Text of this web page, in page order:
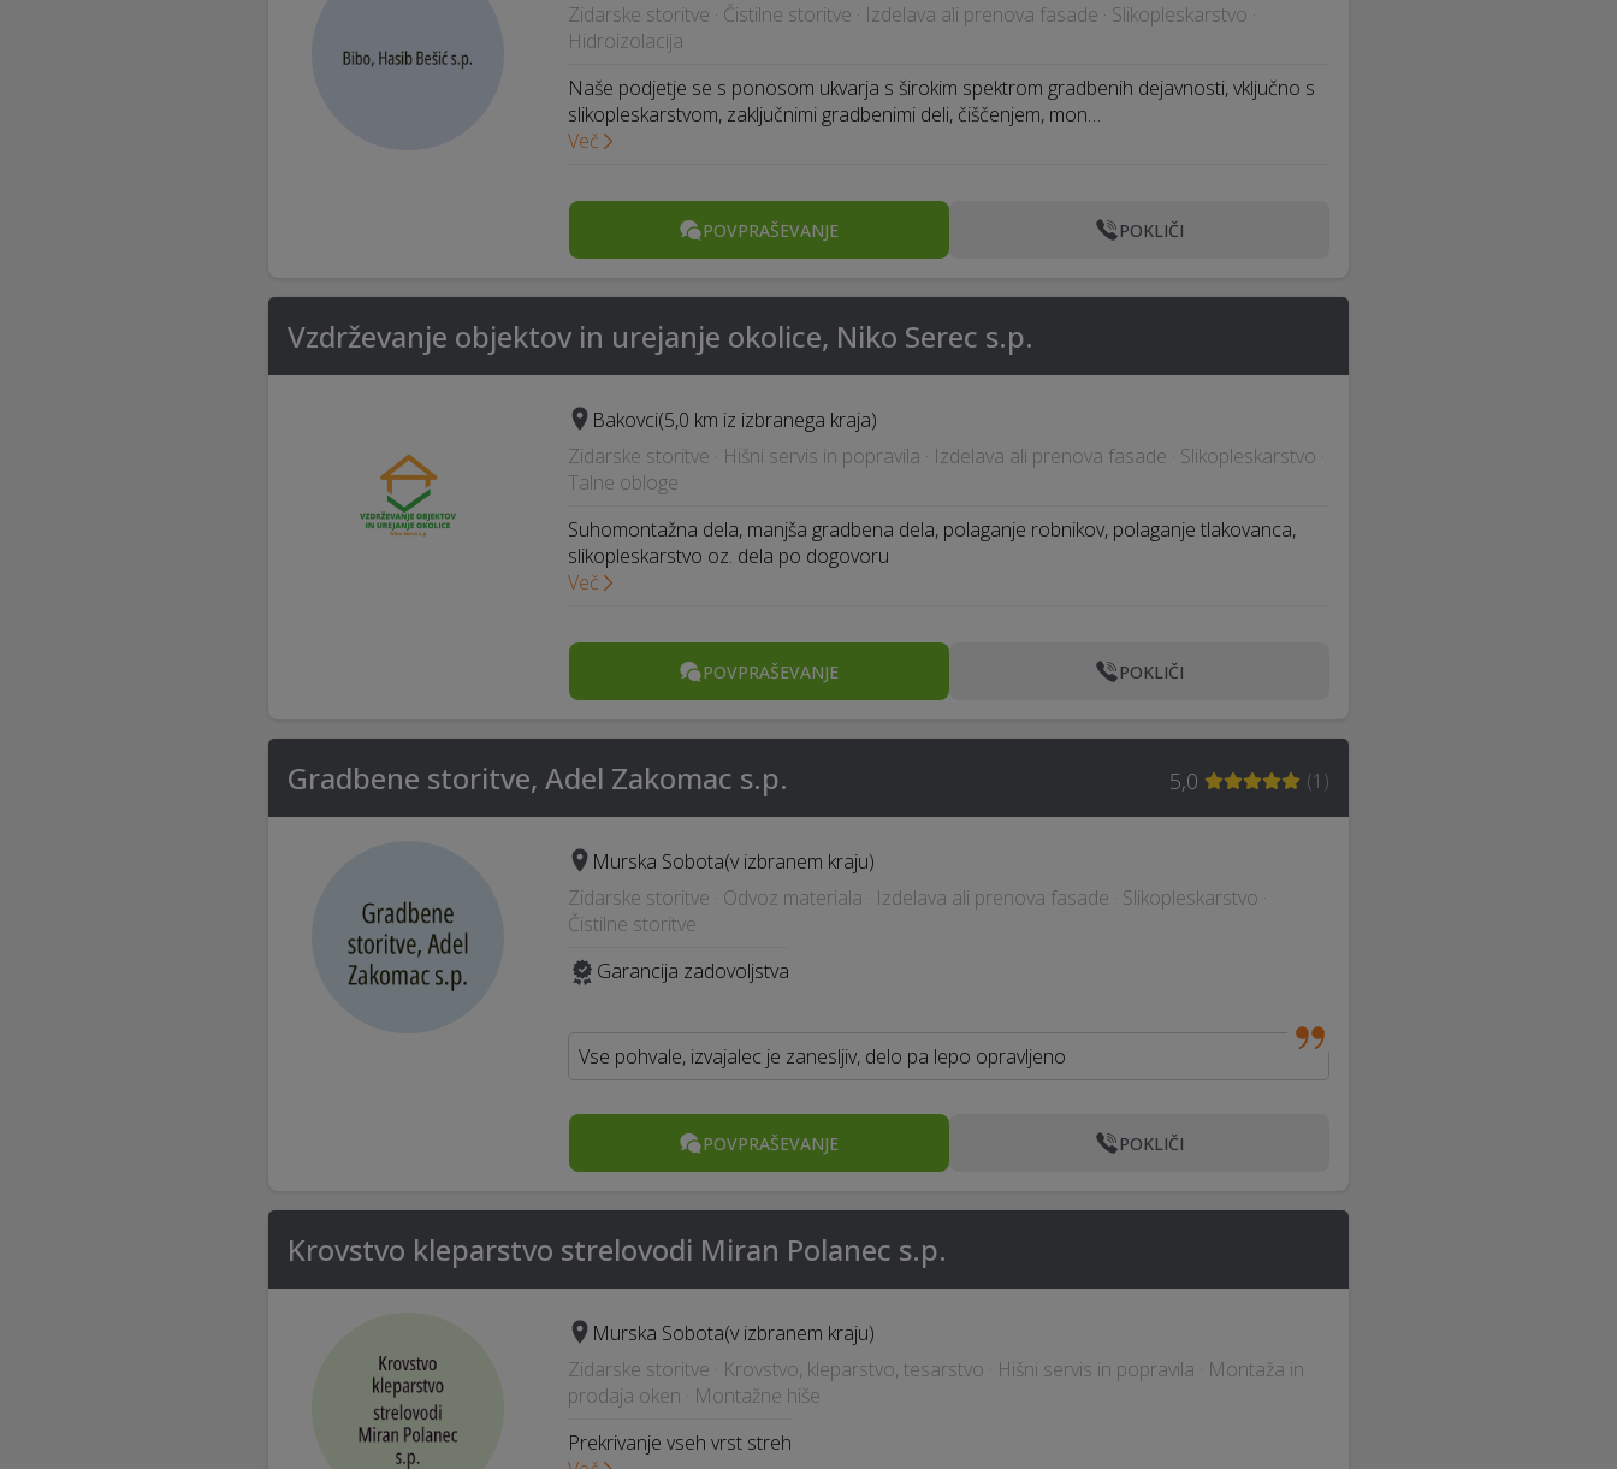
Zidarske storitve · Čistilne storitve · Izdelava ali prenova fasade · Slikopleskarstvo ·
Hidroizolacija
Naše podjetje se s ponosom ukvarja s širokim spektrom gradbenih dejavnosti, vključno s
slikopleskarstvom, zaključnimi gradbenimi deli, čiščenjem, mon…
Več
POVPRAŠEVANJE POKLIČI
Vzdrževanje objektov in urejanje okolice, Niko Serec s.p.
Bakovci(5,0 km iz izbranega kraja)
Zidarske storitve · Hišni servis in popravila · Izdelava ali prenova fasade · Slikopleskarstvo ·
Talne obloge
Suhomontažna dela, manjša gradbena dela, polaganje robnikov, polaganje tlakovanca,
slikopleskarstvo oz. dela po dogovoru
Več
POVPRAŠEVANJE POKLIČI
Gradbene storitve, Adel Zakomac s.p. 5,0 (1 )
Murska Sobota(v izbranem kraju)
Zidarske storitve · Odvoz materiala · Izdelava ali prenova fasade · Slikopleskarstvo ·
Čistilne storitve
Garancija zadovoljstva
Vse pohvale, izvajalec je zanesljiv, delo pa lepo opravljeno
POVPRAŠEVANJE POKLIČI
Krovstvo kleparstvo strelovodi Miran Polanec s.p.
Murska Sobota(v izbranem kraju)
Zidarske storitve · Krovstvo, kleparstvo, tesarstvo · Hišni servis in popravila · Montaža in
prodaja oken · Montažne hiše
Prekrivanje vseh vrst streh